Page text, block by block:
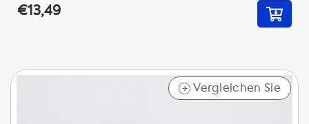
€13,49
+ Vergleichen Sie